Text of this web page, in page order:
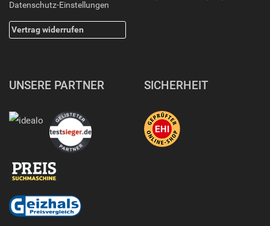
Datenschutz-Einstellungen
Vertrag widerrufen
UNSERE PARTNER SICHERHEIT